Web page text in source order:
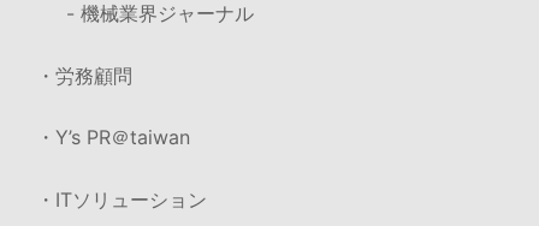
- 機械業界ジャーナル
・労務顧問
・Y’s PR＠taiwan
・ITソリューション